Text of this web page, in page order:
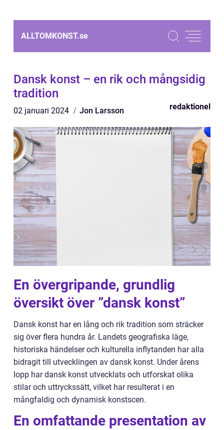
ALLTOMKONST.se
Dansk konst – en rik och mångsidig
tradition
02 januari 2024 Jon Larsson redaktionel
En övergripande, grundlig
översikt över ”dansk konst”
Dansk konst har en lång och rik tradition som sträcker
sig över flera hundra år. Landets geografiska läge,
historiska händelser och kulturella inflytanden har alla
bidragit till utvecklingen av dansk konst. Under årens
lopp har dansk konst utvecklats och utforskat olika
stilar och uttryckssätt, vilket har resulterat i en
mångfaldig och dynamisk konstscen.
En omfattande presentation av